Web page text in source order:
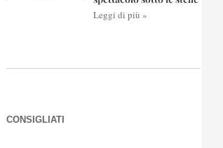
Leggi di più »
CONSIGLIATI